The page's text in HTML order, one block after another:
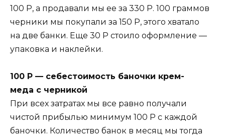
100 Р, а продавали мы ее за 330 Р. 100 граммов
черники мы покупали за 150 Р, этого хватало
на две банки. Еще 30 Р стоило оформление —
упаковка и наклейки.
100 Р — себестоимость баночки крем-
меда с черникой
При всех затратах мы все равно получали
чистой прибылью минимум 100 Р с каждой
баночки. Количество банок в месяц мы тогда